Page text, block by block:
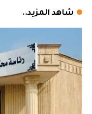
شاهد المزيد..